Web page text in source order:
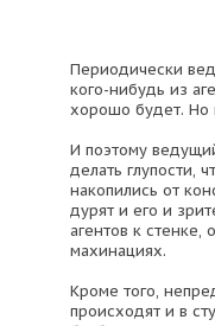
Периодически
кого-нибудь из
хорошо будет. Но
И поэтому
делать глупости,
накопились от
дурят и его и
агентов к
махинациях.
Кроме того,
происходят и в